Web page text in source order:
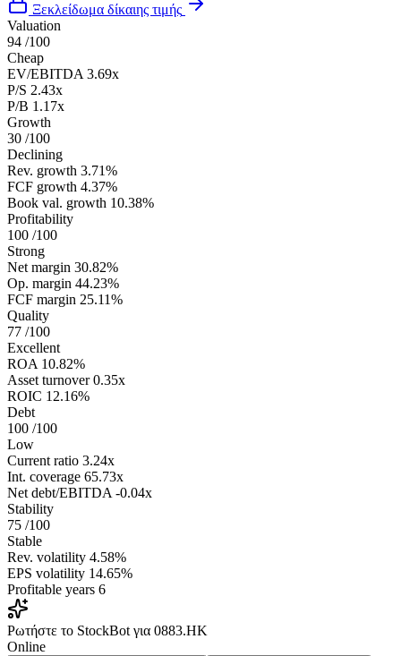
Ξεκλείδωμα δίκαιης τιμής
Valuation
94 /100
Cheap
EV/EBITDA 3.69x
P/S 2.43x
P/B 1.17x
Growth
30 /100
Declining
Rev. growth 3.71%
FCF growth 4.37%
Book val. growth 10.38%
Profitability
100 /100
Strong
Net margin 30.82%
Op. margin 44.23%
FCF margin 25.11%
Quality
77 /100
Excellent
ROA 10.82%
Asset turnover 0.35x
ROIC 12.16%
Debt
100 /100
Low
Current ratio 3.24x
Int. coverage 65.73x
Net debt/EBITDA -0.04x
Stability
75 /100
Stable
Rev. volatility 4.58%
EPS volatility 14.65%
Profitable years 6
Ρωτήστε το StockBot για 0883.HK
Online